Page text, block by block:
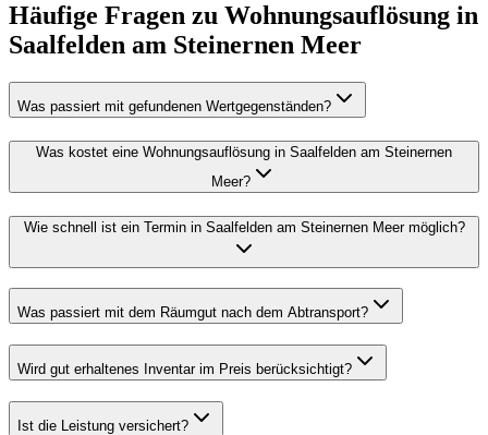
Häufige Fragen zu Wohnungsauflösung in
Saalfelden am Steinernen Meer
Was passiert mit gefundenen Wertgegenständen?
Was kostet eine Wohnungsauflösung in Saalfelden am Steinernen
Meer?
Wie schnell ist ein Termin in Saalfelden am Steinernen Meer möglich?
Was passiert mit dem Räumgut nach dem Abtransport?
Wird gut erhaltenes Inventar im Preis berücksichtigt?
Ist die Leistung versichert?